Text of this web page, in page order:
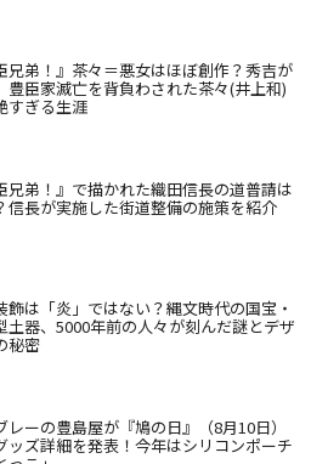
兄弟！』茶々＝悪女はほぼ創作？秀吉が
豊臣家滅亡を背負わされた茶々(井上和)
すぎる生涯
兄弟！』で描かれた織田信長の道普請は
信長が実施した街道整備の施策を紹介
飾は「炎」ではない？縄文時代の国宝・
土器、5000年前の人々が刻んだ謎とデザ
秘密
レーの豊島屋が『鳩の日』（8月10日）
ッズ詳細を発表！今年はシリコンポーチ